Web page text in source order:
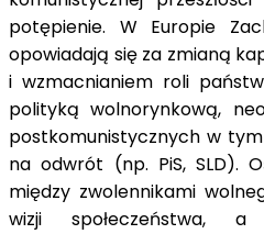
potępienie. W Europie
opowiadają się za zmianą
i wzmacnianiem roli
polityką wolnorynkową,
postkomunistycznych w
na odwrót (np. PiS, SLD).
między zwolennikami
wizji społeczeństwa, a